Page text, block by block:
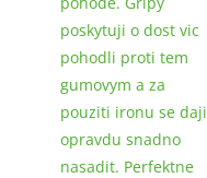
poskytuji o dost vic
pohodli proti tem
gumovym a za
pouziti ironu se daji
opravdu snadno
nasadit. Perfektne